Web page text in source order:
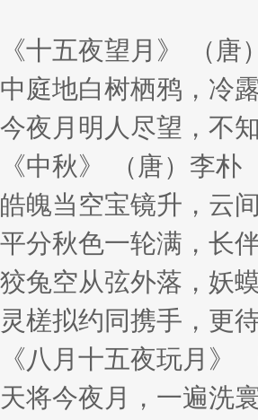
《十五夜望月》 （唐
中庭地白树栖鸦，冷
今夜月明人尽望，不
《中秋》 （唐）李朴
皓魄当空宝镜升，云
平分秋色一轮满，长
狡兔空从弦外落，妖
灵槎拟约同携手，更
《八月十五夜玩月》
天将今夜月，一遍洗寰